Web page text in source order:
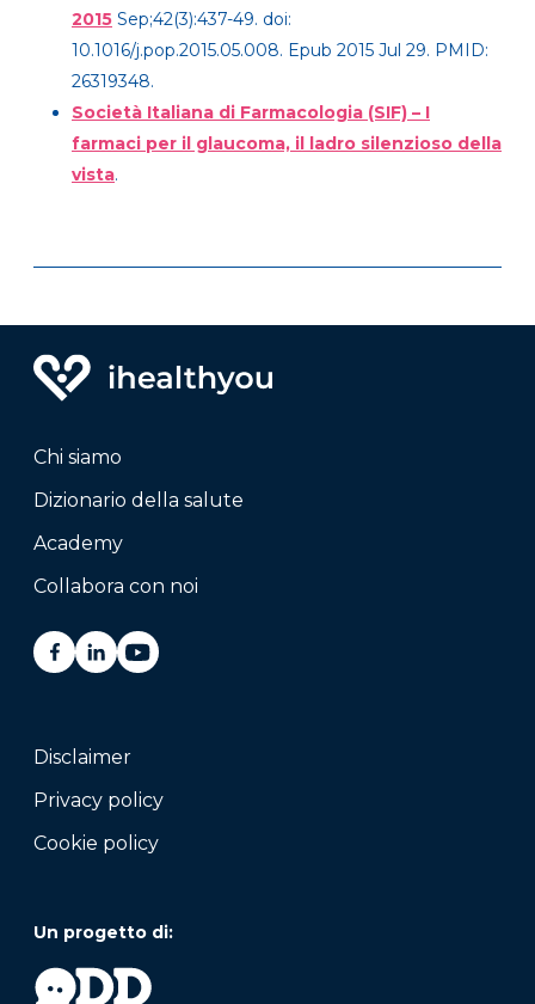
2015 Sep;42(3):437-49. doi:
10.1016/j.pop.2015.05.008. Epub 2015 Jul 29. PMID:
26319348.
Società Italiana di Farmacologia (SIF) – I
farmaci per il glaucoma, il ladro silenzioso della
vista.
Chi siamo
Dizionario della salute
Academy
Collabora con noi
Disclaimer
Privacy policy
Cookie policy
Un progetto di: